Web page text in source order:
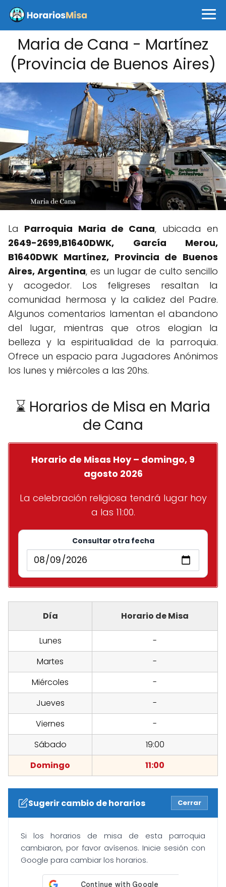
Maria de Cana - Martínez
(Provincia de Buenos Aires)
La Parroquia Maria de Cana, ubicada en
2649-2699,B1640DWK, García Merou,
B1640DWK Martínez, Provincia de Buenos
Aires, Argentina, es un lugar de culto sencillo
y acogedor. Los feligreses resaltan la
comunidad hermosa y la calidez del Padre.
Algunos comentarios lamentan el abandono
del lugar, mientras que otros elogian la
belleza y la espiritualidad de la parroquia.
Ofrece un espacio para Jugadores Anónimos
los lunes y miércoles a las 20hs.
⌛ Horarios de Misa en Maria
de Cana
Horario de Misas Hoy – domingo, 9
agosto 2026
La celebración religiosa tendrá lugar hoy
a las 11:00.
Consultar otra fecha
Día Horario de Misa
Lunes
-
Martes
-
Miércoles
-
Jueves
-
Viernes
-
Sábado
19:00
Domingo
11:00
Sugerir cambio de horarios Cerrar
Si los horarios de misa de esta parroquia
cambiaron, por favor avísenos. Inicie sesión con
Google para cambiar los horarios.